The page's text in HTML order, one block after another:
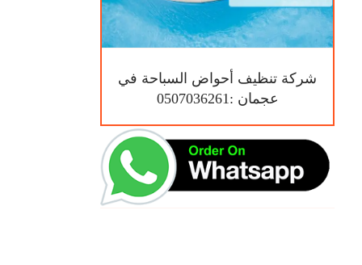
شركة تنظيف أحواض السباحة في
عجمان :0507036261